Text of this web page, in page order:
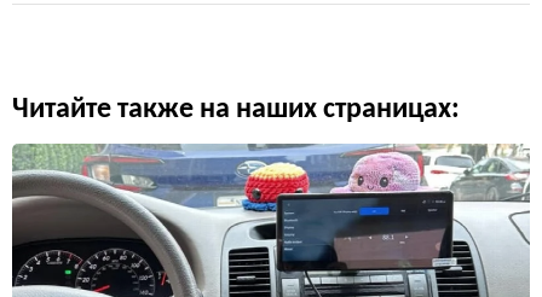
Читайте также на наших страницах: